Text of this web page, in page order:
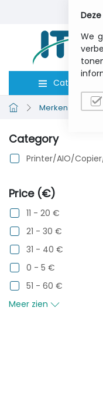
Categorieën
Merken bekijken
Category
Printer/AIO/Copier/
Price (€)
11 - 20 €
21 - 30 €
31 - 40 €
0 - 5 €
51 - 60 €
Meer zien
We